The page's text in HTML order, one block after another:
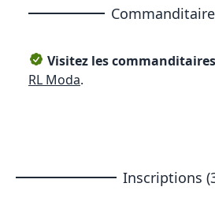
Visitez les
RL Moda.
Inscriptions